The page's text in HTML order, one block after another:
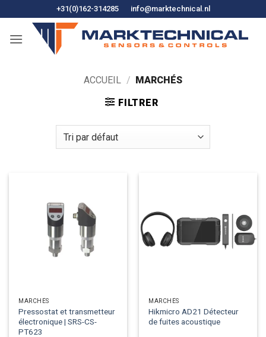
to
content
+31(0)162-314285 info@marktechnical.nl
ACCUEIL / MARCHÉS
FILTRER
MARCHÉS
Pressostat et transmetteur
électronique | SRS-CS-
PT623
MARCHÉS
Hikmicro AD21 Détecteur
de fuites acoustique